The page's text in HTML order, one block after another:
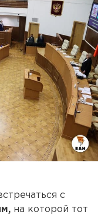
с
на которой тот